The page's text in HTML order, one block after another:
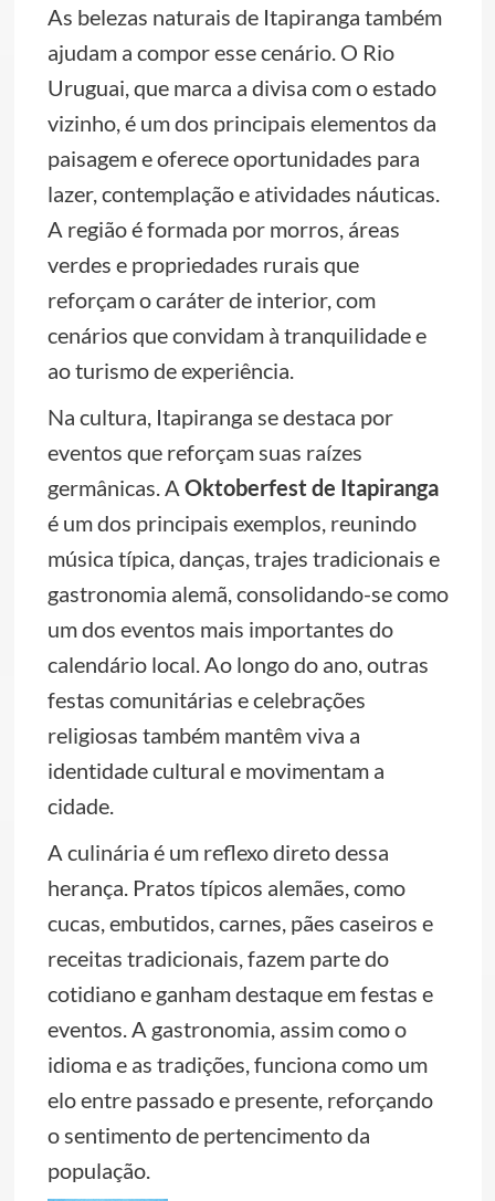
As belezas naturais de Itapiranga também
ajudam a compor esse cenário. O Rio
Uruguai, que marca a divisa com o estado
vizinho, é um dos principais elementos da
paisagem e oferece oportunidades para
lazer, contemplação e atividades náuticas.
A região é formada por morros, áreas
verdes e propriedades rurais que
reforçam o caráter de interior, com
cenários que convidam à tranquilidade e
ao turismo de experiência.
Na cultura, Itapiranga se destaca por
eventos que reforçam suas raízes
germânicas. A Oktoberfest de Itapiranga
é um dos principais exemplos, reunindo
música típica, danças, trajes tradicionais e
gastronomia alemã, consolidando-se como
um dos eventos mais importantes do
calendário local. Ao longo do ano, outras
festas comunitárias e celebrações
religiosas também mantêm viva a
identidade cultural e movimentam a
cidade.
A culinária é um reflexo direto dessa
herança. Pratos típicos alemães, como
cucas, embutidos, carnes, pães caseiros e
receitas tradicionais, fazem parte do
cotidiano e ganham destaque em festas e
eventos. A gastronomia, assim como o
idioma e as tradições, funciona como um
elo entre passado e presente, reforçando
o sentimento de pertencimento da
população.